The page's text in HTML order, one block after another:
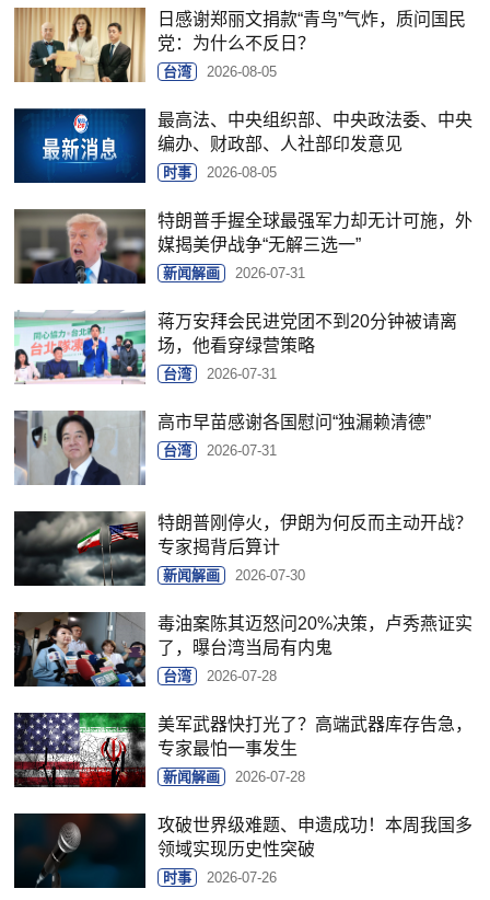
日感谢郑丽文捐款“青鸟”气炸，质问国民
党：为什么不反日？
台湾 2026-08-05
最高法、中央组织部、中央政法委、中央
编办、财政部、人社部印发意见
时事 2026-08-05
特朗普手握全球最强军力却无计可施，外
媒揭美伊战争“无解三选一”
新闻解画 2026-07-31
蒋万安拜会民进党团不到20分钟被请离
场，他看穿绿营策略
台湾 2026-07-31
高市早苗感谢各国慰问“独漏赖清德”
台湾 2026-07-31
特朗普刚停火，伊朗为何反而主动开战？
专家揭背后算计
新闻解画 2026-07-30
毒油案陈其迈怒问20%决策，卢秀燕证实
了，曝台湾当局有内鬼
台湾 2026-07-28
美军武器快打光了？高端武器库存告急，
专家最怕一事发生
新闻解画 2026-07-28
攻破世界级难题、申遗成功！本周我国多
领域实现历史性突破
时事 2026-07-26